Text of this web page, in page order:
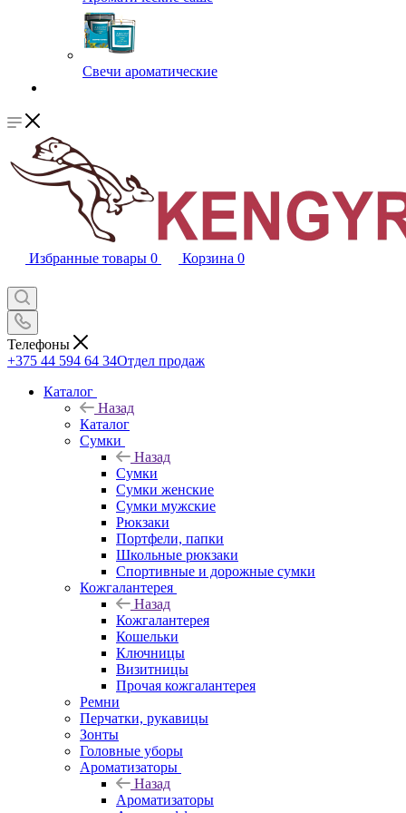
Свечи ароматические
Избранные товары 0 Корзина 0
Телефоны
+375 44 594 64 34Отдел продаж
Каталог
Назад
Каталог
Сумки
Назад
Сумки
Сумки женские
Сумки мужские
Рюкзаки
Портфели, папки
Школьные рюкзаки
Спортивные и дорожные сумки
Кожгалантерея
Назад
Кожгалантерея
Кошельки
Ключницы
Визитницы
Прочая кожгалантерея
Ремни
Перчатки, рукавицы
Зонты
Головные уборы
Ароматизаторы
Назад
Ароматизаторы